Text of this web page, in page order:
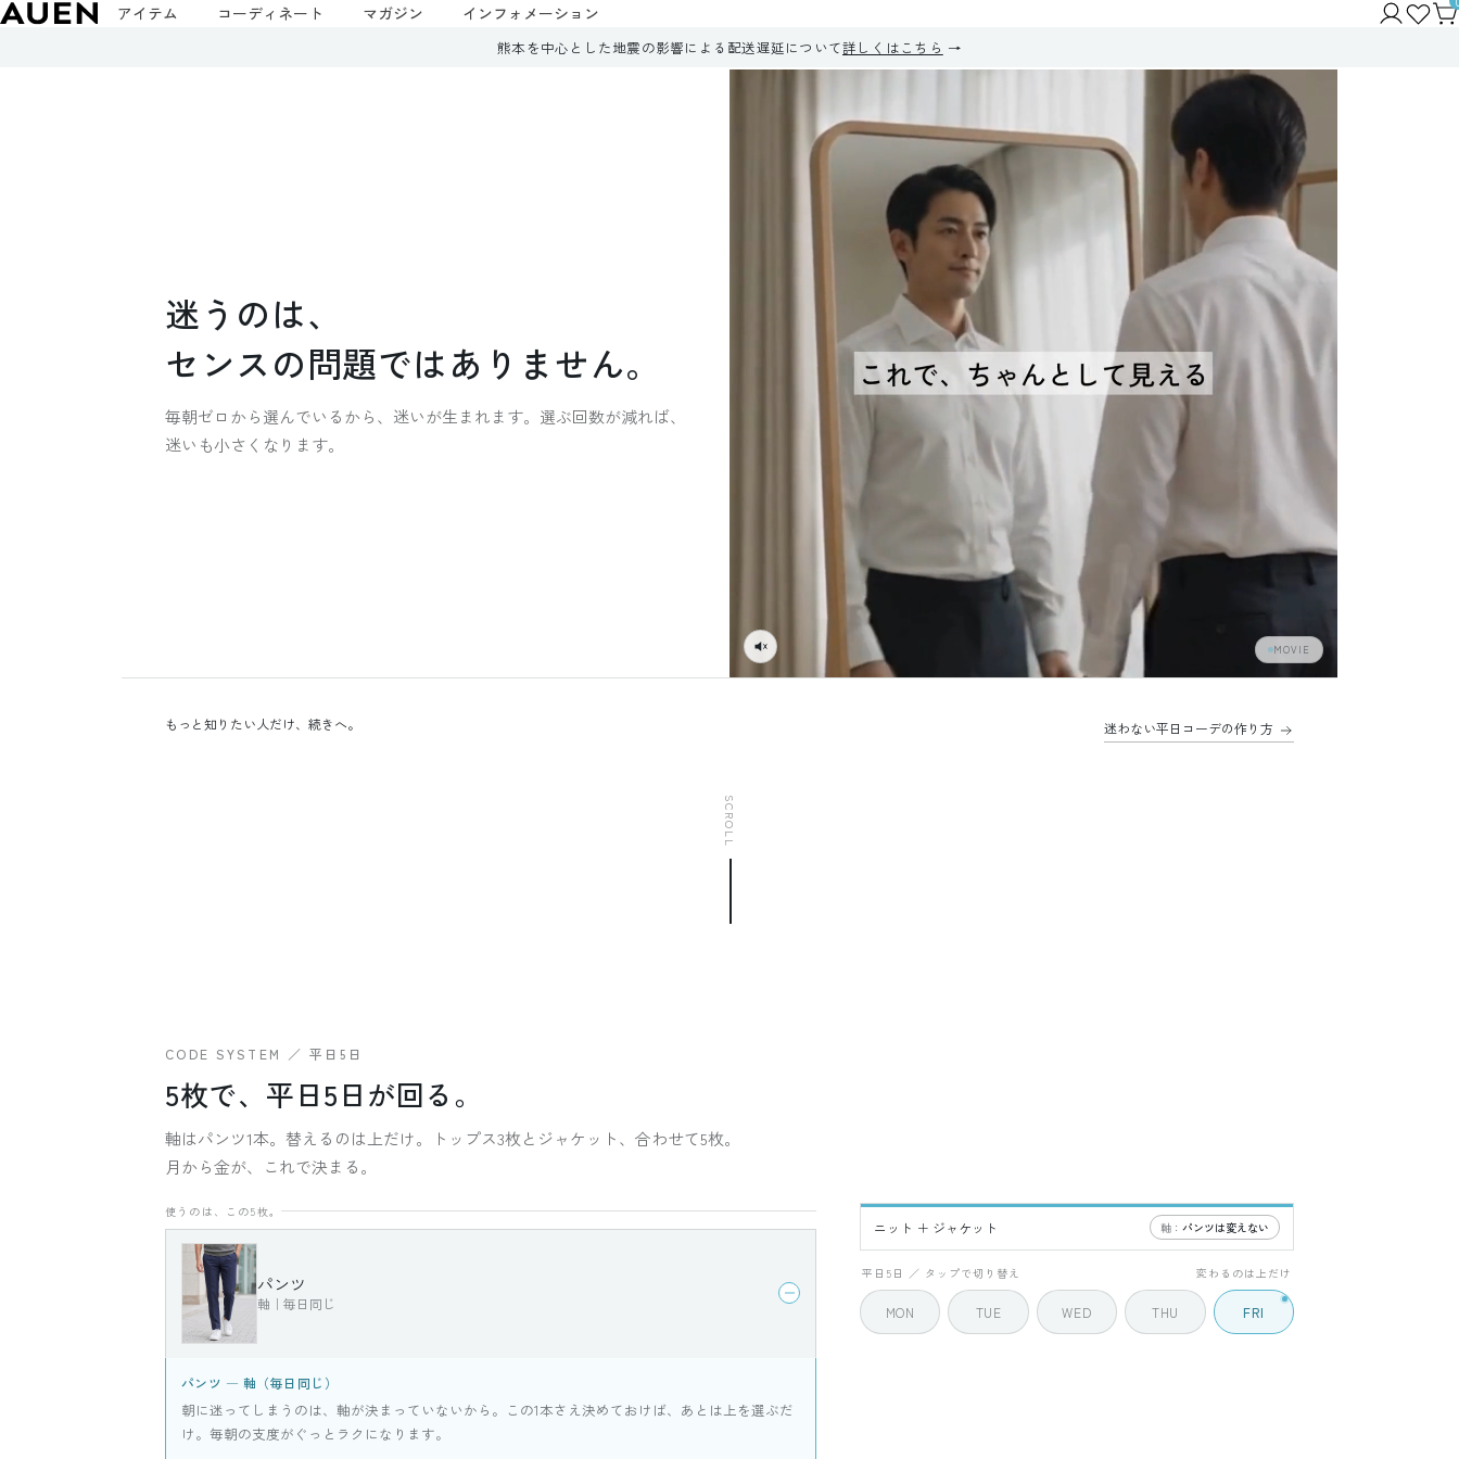
アイテム コーディネート マガジン インフォメーション
熊本を中心とした地震の影響による配送遅延について詳しくはこちら
迷う のは、
セ ンスの問題ではあ り ません。
毎朝ゼロから選んでいるから、迷いが生まれます。選ぶ回数が減れば、
迷いも小さくなります。
MOVIE
もっと知りたい人だけ、続きへ。 迷わない平日コーデの作り方
SCROLL
CODE SYSTEM ／ 平日5日
5枚で、平日5日が回る。
軸はパンツ1本。替えるのは上だけ。トップス3枚とジャケット、合わせて5枚。
月から金が、これで決まる。
使うのは、この5枚。
パンツ
軸｜毎日同じ
パンツ ― 軸（毎日同じ）
朝に迷ってしまうのは、軸が決まっていないから。この1本さえ決めておけば、あとは上を選ぶだ
け。毎朝の支度がぐっとラクになります。
FRI 5 / 5
ニット ＋ ジャケット 軸： パンツは変えない
平日5日 ／ タップで切り替え 変わるのは上だけ
MON TUE WED THU FRI